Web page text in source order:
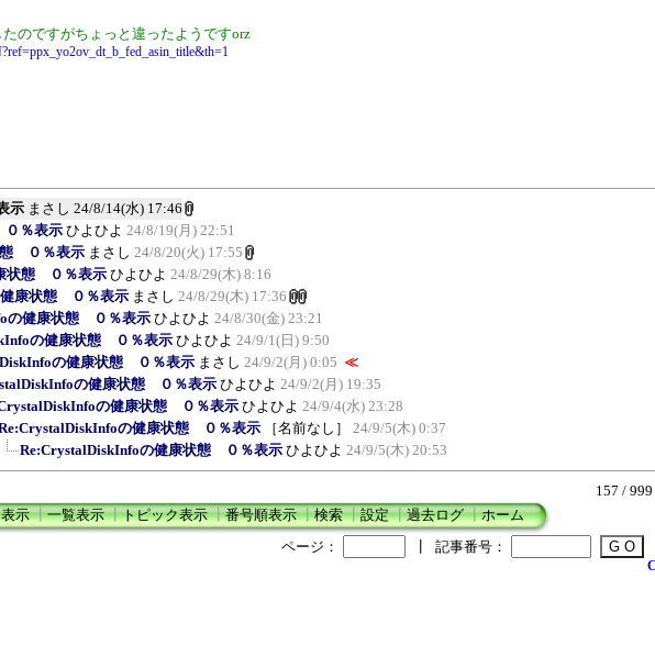
のですがちょっと違ったようですorz
示 まさし 24/8/14(水) 17:46
％表示 ひよひよ 24/8/19(月) 22:51
態 ０％表示 まさし 24/8/20(火) 17:55
状態 ０％表示 ひよひよ 24/8/29(木) 8:16
康状態 ０％表示 まさし 24/8/29(木) 17:36
の健康状態 ０％表示ひよひよ 24/8/30(金) 23:21
の健康状態 ０％表示ひよひよ 24/9/1(日) 9:50
の健康状態 ０％表示 まさし 24/9/2(月) 0:05 ≪
の健康状態 ０％表示ひよひよ 24/9/2(月) 19:35
の健康状態 ０％表示ひよひよ 24/9/4(水) 23:28
の健康状態 ０％表示
［名前なし］
24/9/5(木) 0:37
Re:CrystalDiskInfoの健康状態 ０％表示 ひよひよ 24/9/5(木) 20:53
157 / 999
示┃一覧表示┃トピック表示┃番号順表示┃検索┃設定┃過去ログ┃ホーム
ページ：
記事番号：